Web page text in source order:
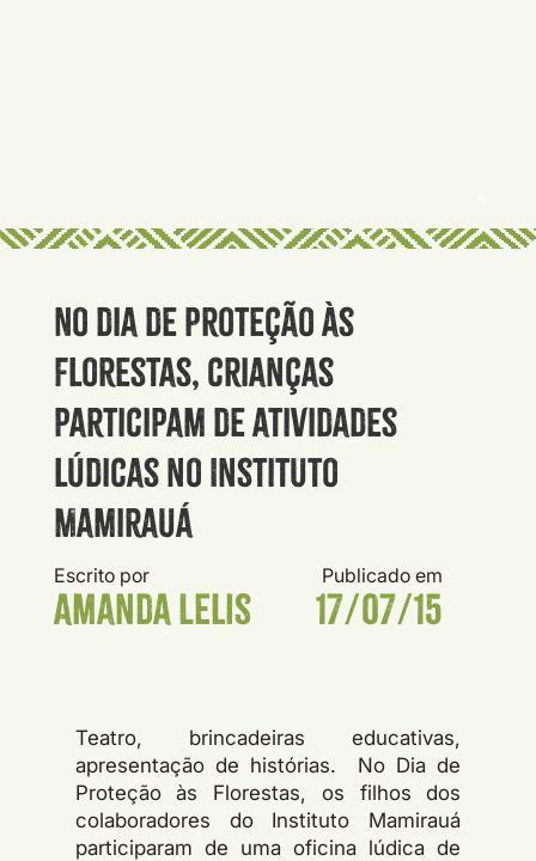
No dia de Proteção às
Florestas, crianças
participam de atividades
lúdicas no Instituto
Mamirauá
Escrito por
Amanda Lelis
Publicado em
17/07/15
Teatro, brincadeiras educativas,
apresentação de histórias. No Dia de
Proteção às Florestas, os filhos dos
colaboradores do Instituto Mamirauá
participaram de uma oficina lúdica de